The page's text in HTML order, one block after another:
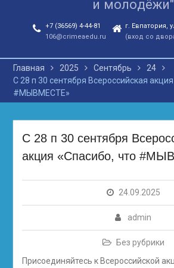
и молодёжи"
+7 (36569) 4-44-81
106@crimeaedu.ru
г. Евпатория,
(вход со
Главная 2025 Сентябрь
24
С 28 п 30 сентября Всероссийская
#МЫВМЕСТЕ»
С 28 п 30 сентября
акция «Спасибо, что
24.09.2025
admin
Без рубрики
Присоединяйтесь к Всероссийской